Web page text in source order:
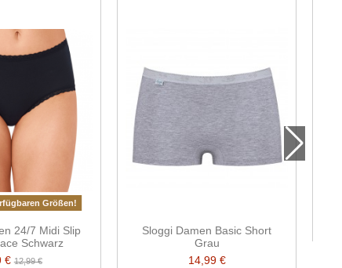
Größen!
24/7 Midi Slip
Schwarz
€12,99 €
Sloggi Damen Basic Short
Grau
14,99 €